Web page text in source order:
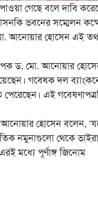
গেছে বলে দাবি
ভবনের সম্মেলন
আনোয়ার হোসেন এই
ড. মো. আনোয়ার
গবেষক দল
পেরেছেন। এই
আনোয়ার হোসেন বলেন,
নমুনাগুলো থেকে
মধ্যে পূর্ণাঙ্গ জিনোম